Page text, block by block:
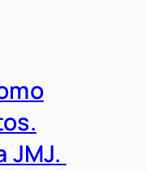
JMJ.